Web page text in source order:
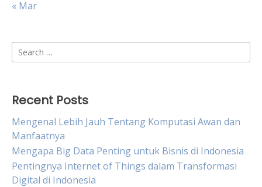
« Mar
Search
for:
Recent Posts
Mengenal Lebih Jauh Tentang Komputasi Awan dan
Manfaatnya
Mengapa Big Data Penting untuk Bisnis di Indonesia
Pentingnya Internet of Things dalam Transformasi
Digital di Indonesia